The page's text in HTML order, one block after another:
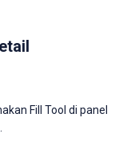
Fill Tool di panel